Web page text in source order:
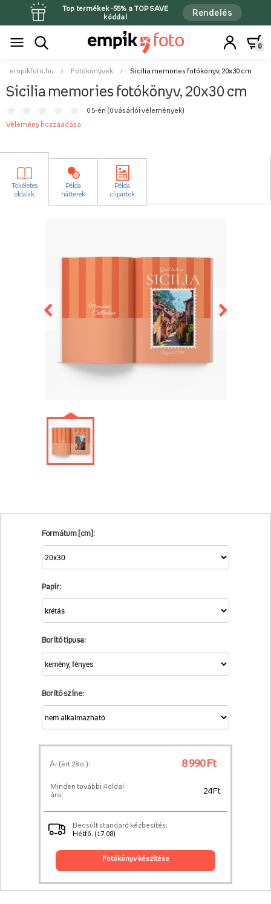
Top termékek -55% a TOPSAVE
kóddal
Rendelés
0
empikfoto.hu Fotókönyvek Sicilia memories fotókönyv, 20x30 cm
Sicilia memories fotókönyv, 20x30 cm
0 5-én (0 vásárlói vélemények)
Vélemény hozzáadása
Tökéletes
oldalak
Példa
hátterek
Példa
clipartok
Formátum [cm]:
Papír:
Borító típusa:
Borító színe:
Ár (ért 28 o.): 8 990 Ft
Minden további 4 oldal
ára:
24 Ft
Becsült standard kézbesítés:
Hétfő. (17.08)
fotókönyv készítése